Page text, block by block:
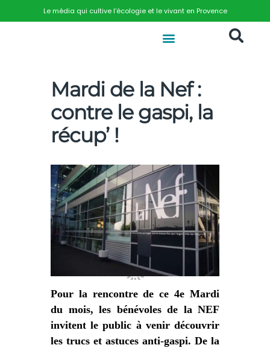
Le média qui cultive l’écologie et le vivant en Provence
Mardi de la Nef :
contre le gaspi, la
récup’ !
Pour la rencontre de ce 4e Mardi
du mois, les bénévoles de la NEF
invitent le public à venir découvrir
les trucs et astuces anti-gaspi. De la